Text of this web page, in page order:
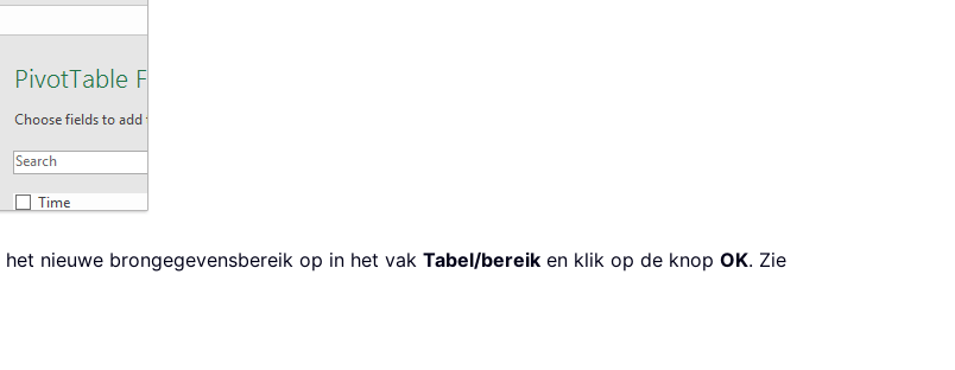
het nieuwe brongegevensbereik op in het vak Tabel/bereik en klik op de knop OK. Zie